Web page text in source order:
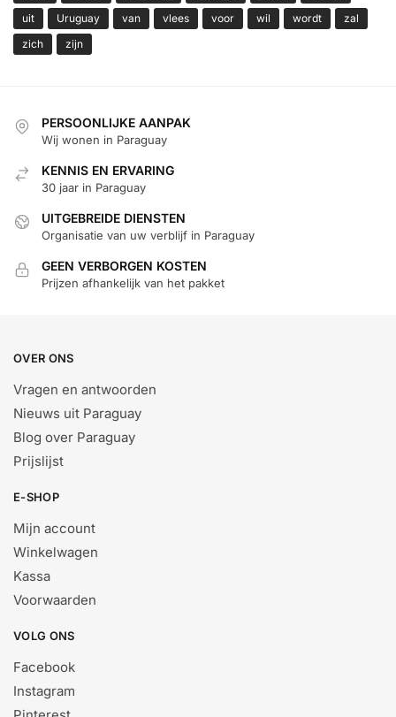
uit
Uruguay van vlees voor wil wordt
zal
zich
zijn
PERSOONLIJKE AANPAK
Wij wonen in Paraguay
KENNIS EN ERVARING
30 jaar in Paraguay
UITGEBREIDE DIENSTEN
Organisatie van uw verblijf in Paraguay
GEEN VERBORGEN KOSTEN
Prijzen afhankelijk van het pakket
OVER ONS
Vragen en antwoorden
Nieuws uit Paraguay
Blog over Paraguay
Prijslijst
E-SHOP
Mijn account
Winkelwagen
Kassa
Voorwaarden
VOLG ONS
Facebook
Instagram